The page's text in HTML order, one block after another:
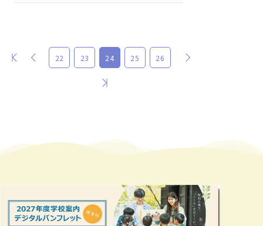
最初 前 22 23 24 25 26
最後